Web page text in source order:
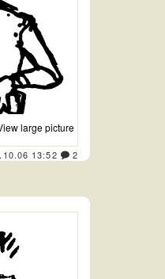
large picture
13:52 2